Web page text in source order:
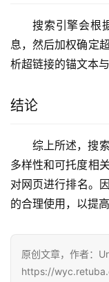
搜索引擎会根
息，然后加权确定
析超链接的锚文本
结论
综上所述，搜
多样性和可托度相
对网页进行排名。
的合理使用，以提
原创文章，作者：
https://